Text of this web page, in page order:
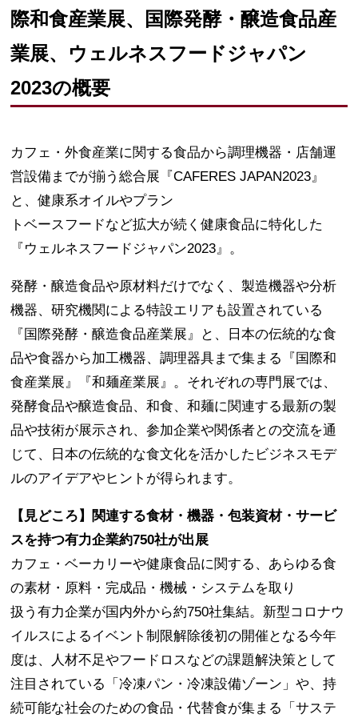
際和食産業展、国際発酵・醸造食品産
業展、ウェルネスフードジャパン
2023の概要
カフェ・外⾷産業に関する⾷品から調理機器・店舗運
営設備までが揃う総合展『CAFERES JAPAN2023』
と、健康系オイルやプラン
トベースフードなど拡⼤が続く健康⾷品に特化した
『ウェルネスフードジャパン2023』。
発酵・醸造⾷品や原材料だけでなく、製造機器や分析
機器、研究機関による特設エリアも設置されている
『国際発酵・醸造⾷品産業展』と、⽇本の伝統的な⾷
品や⾷器から加⼯機器、調理器具まで集まる『国際和
⾷産業展』『和麺産業展』。それぞれの専⾨展では、
発酵⾷品や醸造⾷品、和⾷、和麺に関連する最新の製
品や技術が展⽰され、参加企業や関係者との交流を通
じて、⽇本の伝統的な⾷⽂化を活かしたビジネスモデ
ルのアイデアやヒントが得られます。
【⾒どころ】関連する⾷材・機器・包装資材・サービ
スを持つ有⼒企業約750社が出展
カフェ・ベーカリーや健康⾷品に関する、あらゆる⾷
の素材・原料・完成品・機械・システムを取り
扱う有⼒企業が国内外から約750社集結。新型コロナウ
イルスによるイベント制限解除後初の開催となる今年
度は、⼈材不⾜やフードロスなどの課題解決策として
注⽬されている「冷凍パン・冷凍設備ゾーン」や、持
続可能な社会のための⾷品・代替⾷が集まる「サステ